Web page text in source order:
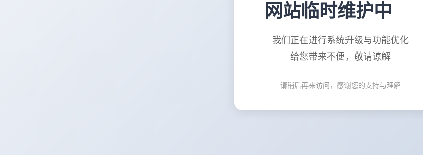
网站临时维护中
我们正在进行系统升级与功能优化
给您带来不便，敬请谅解
请稍后再来访问，感谢您的支持与理解